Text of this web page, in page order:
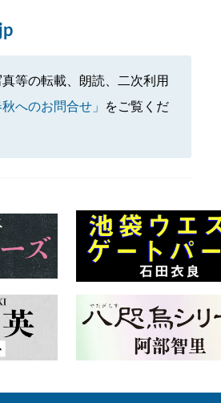
等の転載、朗読、二次利用
秋へのお問合せ」
をご覧くだ